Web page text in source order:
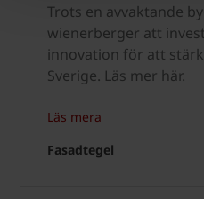
Trots en avvaktande
wienerberger att
innovation för att
Sverige. Läs mer här.
Läs mera
Fasadtegel